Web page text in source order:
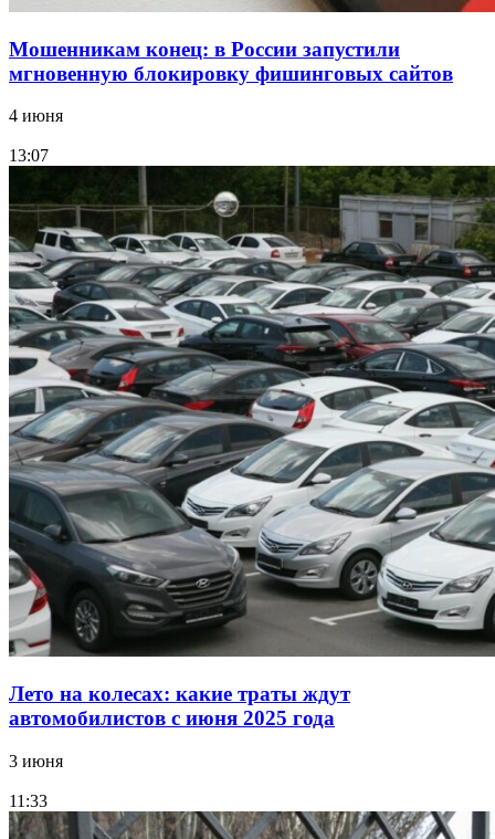
Мошенникам конец: в России запустили
мгновенную блокировку фишинговых сайтов
4 июня
13:07
Лето на колесах: какие траты ждут
автомобилистов с июня 2025 года
3 июня
11:33